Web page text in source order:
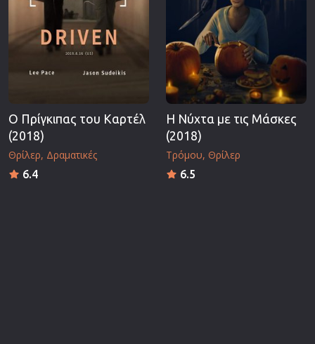
Ο Πρίγκιπας του Καρτέλ
(2018)
Θρίλερ Δραματικές
6.4
Η Νύχτα με τις Μάσκες
(2018)
Τρόμου Θρίλερ
6.5